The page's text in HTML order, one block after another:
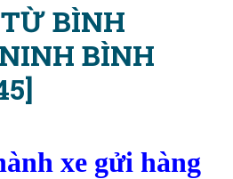
BÌNH
BÌNH
xe gửi hàng